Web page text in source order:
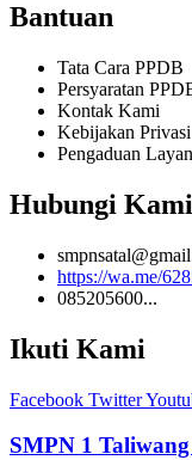
Bantuan
Tata Cara PPDB
Persyaratan
Kontak Kami
Kebijakan Privasi
Pengaduan
Hubungi Kami
https://wa.me/
085205600...
Ikuti Kami
Facebook Twitter
SMPN 1